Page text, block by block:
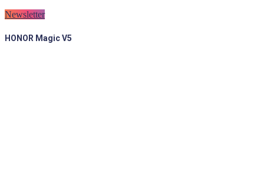
Newsletter
HONOR Magic V5